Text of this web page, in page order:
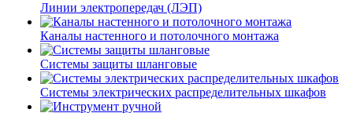
Линии электропередач (ЛЭП)
Каналы настенного и потолочного монтажа
Системы защиты шланговые
Системы электрических распределительных шкафов